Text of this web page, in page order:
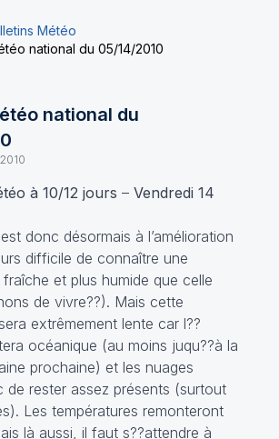
Météo
national du 05/14/2010
national du
à 10/12 jours – Vendredi 14
donc désormais à l’amélioration
difficile de connaître une
et plus humide que celle
de vivre??). Mais cette
extrêmement lente car l??
océanique (au moins juqu??à la
prochaine) et les nuages
de rester assez présents (surtout
Les températures remonteront
là aussi, il faut s??attendre à